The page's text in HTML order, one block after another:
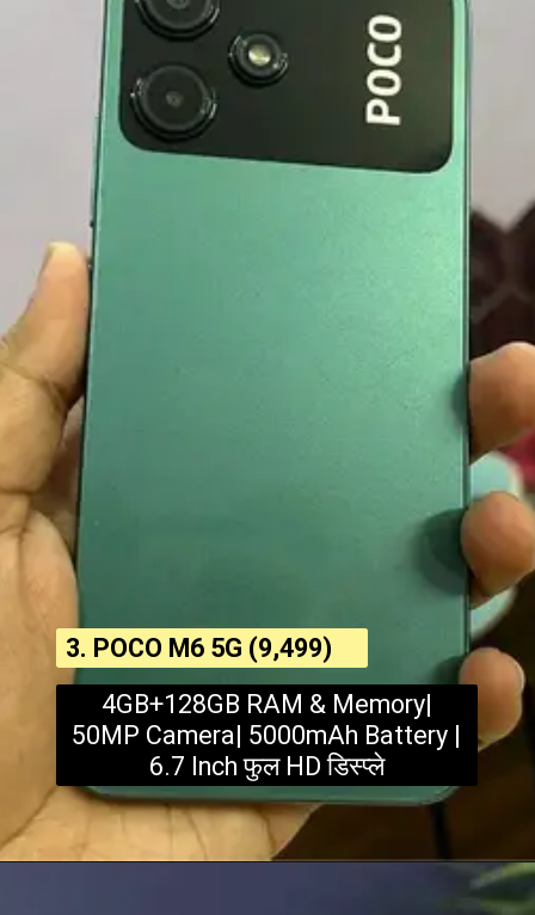
4GB+128GB RAM & Memory|
50MP Camera| 5000mAh Battery |
6.7 Inch फुल HD डिस्प्ले
3. POCO M6 5G (₹9,499)